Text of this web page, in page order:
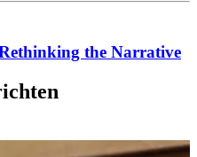
the Narrative